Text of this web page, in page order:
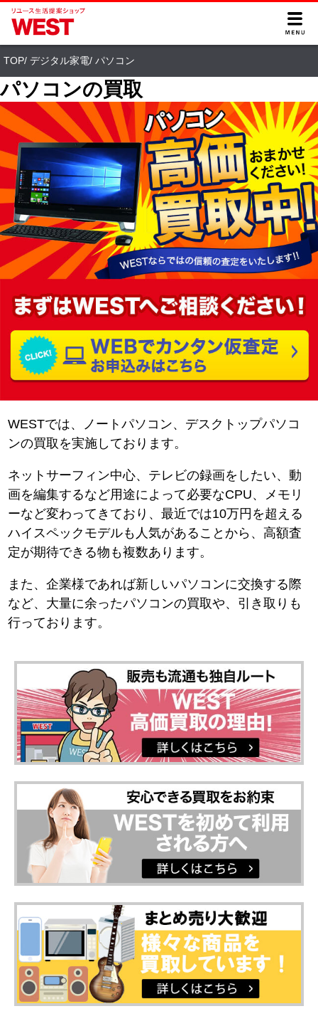
TOP/ デジタル家電/ パソコン
パソコンの買取
WESTでは、ノートパソコン、デスクトップパソコ
ンの買取を実施しております。
ネットサーフィン中心、テレビの録画をしたい、動
画を編集するなど用途によって必要なCPU、メモリ
ーなど変わってきており、最近では10万円を超える
ハイスペックモデルも人気があることから、高額査
定が期待できる物も複数あります。
また、企業様であれば新しいパソコンに交換する際
など、大量に余ったパソコンの買取や、引き取りも
行っております。